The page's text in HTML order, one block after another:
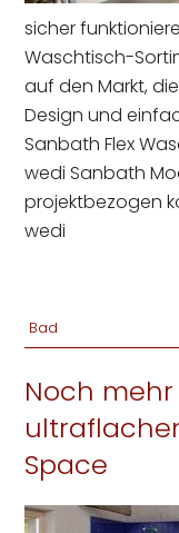
sicher
Waschtisch-
auf den Markt,
Design und
Sanbath Flex
wedi Sanbath
projektbezogen
wedi
Bad
Noch
Space